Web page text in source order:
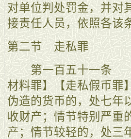
对单位判处罚金，并对
接责任人员，依照各该
第二节 走私罪
第一百五十一条 【
材料罪】【走私假币罪
伪造的货币的，处七年
收财产；情节特别严重
产；情节较轻的，处三